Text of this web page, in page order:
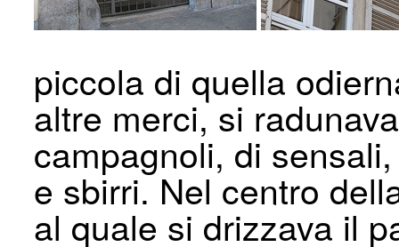
piccola di quella
altre merci, si
campagnoli, di
e sbirri. Nel centro
al quale si drizzava il